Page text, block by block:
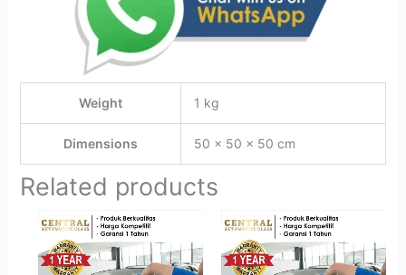
Weight 1 kg
Dimensions 50 × 50 × 50 cm
Related products